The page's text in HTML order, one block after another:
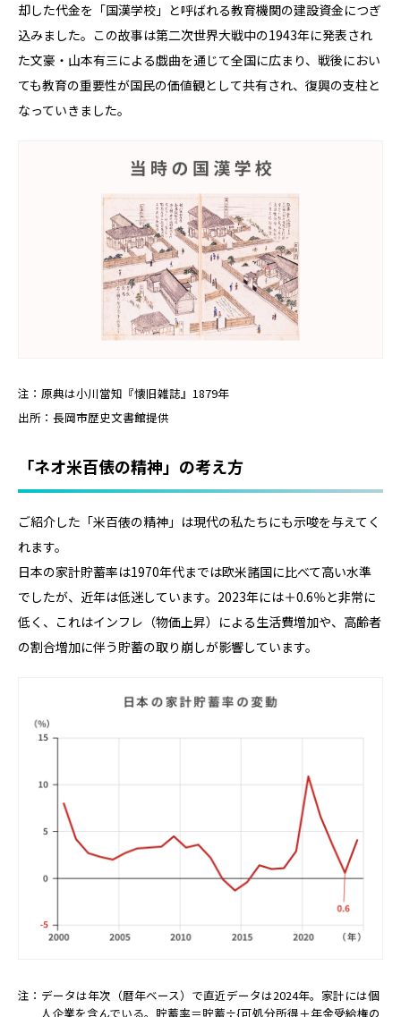
却した代金を「国漢学校」と呼ばれる教育機関の建設資金につぎ
込みました。この故事は第二次世界大戦中の1943年に発表され
た文豪・山本有三による戯曲を通じて全国に広まり、戦後におい
ても教育の重要性が国民の価値観として共有され、復興の支柱と
なっていきました。
注：原典は小川當知『懐旧雑誌』1879年
出所：長岡市歴史文書館提供
「ネオ米百俵の精神」の考え方
ご紹介した「米百俵の精神」は現代の私たちにも示唆を与えてく
れます。
日本の家計貯蓄率は1970年代までは欧米諸国に比べて高い水準
でしたが、近年は低迷しています。2023年には＋0.6％と非常に
低く、これはインフレ（物価上昇）による生活費増加や、高齢者
の割合増加に伴う貯蓄の取り崩しが影響しています。
注：データは年次（暦年ベース）で直近データは2024年。家計には個
人企業を含んでいる。貯蓄率＝貯蓄÷{可処分所得＋年金受給権の